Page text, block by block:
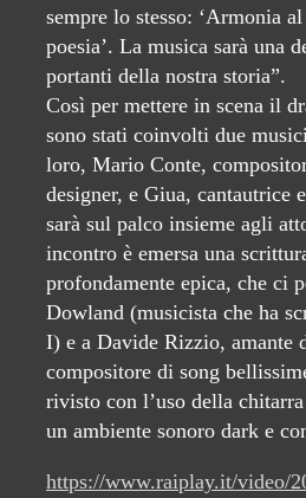
sempre lo stesso: ‘Armonia
poesia’. La musica sarà una
portanti della nostra storia”.
Così per mettere in scena il
sono stati coinvolti due
loro, Mario Conte,
designer, e Giua, cantautrice
sarà sul palco insieme agli
incontro è emersa una
profondamente epica, che ci
Dowland (musicista che ha
I) e a Davide Rizzio, amante
compositore di song
rivisto con l’uso della
un ambiente sonoro dark e
https://www.raiplay.it/video/